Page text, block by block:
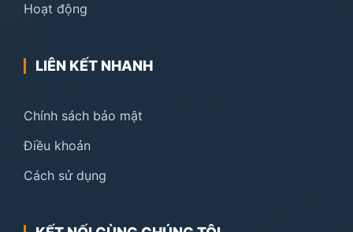
Hoạt động
LIÊN KẾT NHANH
Chính sách bảo mật
Điều khoản
Cách sử dụng